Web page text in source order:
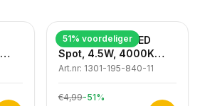
51% voordeliger
Dimbare GU10 LED
Spot, 4.5W, 4000K
Neutraal Wit, IP20
Art.nr: 1301-195-840-11
€4,99-51%